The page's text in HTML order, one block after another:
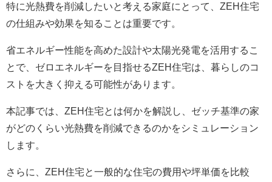
特に光熱費を削減したいと考える家庭にとって、ZEH住宅
の仕組みや効果を知ることは重要です。
省エネルギー性能を高めた設計や太陽光発電を活用するこ
とで、ゼロエネルギーを目指せるZEH住宅は、暮らしのコ
ストを大きく抑える可能性があります。
本記事では、ZEH住宅とは何かを解説し、ゼッチ基準の家
がどのくらい光熱費を削減できるのかをシミュレーション
します。
さらに、ZEH住宅と一般的な住宅の費用や坪単価を比較